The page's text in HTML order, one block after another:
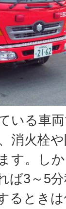
いる車
消火栓
す。し
ば3～5
るとき